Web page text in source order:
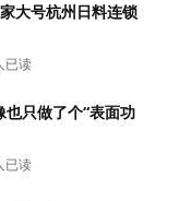
大号杭州日料连锁
已读
也只做了个“表面功
已读